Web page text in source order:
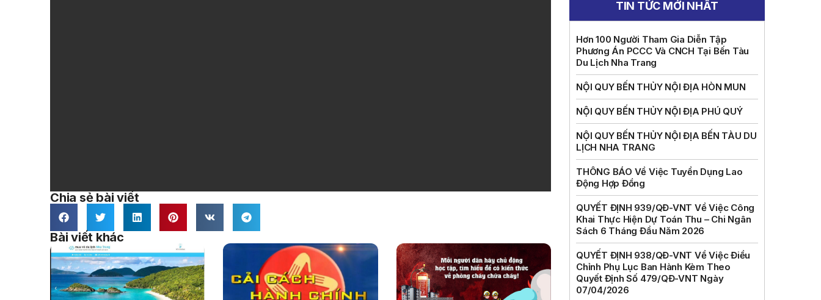
Chia sẻ bài viết
Bài viết khác
TIN TỨC MỚI NHẤT
Hơn 100 Người Tham Gia Diễn Tập
Phương Án PCCC Và CNCH Tại Bến Tàu
Du Lịch Nha Trang
NỘI QUY BẾN THỦY NỘI ĐỊA HÒN MUN
NỘI QUY BẾN THỦY NỘI ĐỊA PHÚ QUÝ
NỘI QUY BẾN THỦY NỘI ĐỊA BẾN TÀU DU
LỊCH NHA TRANG
THÔNG BÁO Về Việc Tuyển Dụng Lao
Động Hợp Đồng
QUYẾT ĐỊNH 939/QĐ-VNT Về Việc Công
Khai Thực Hiện Dự Toán Thu – Chi Ngân
Sách 6 Tháng Đầu Năm 2026
QUYẾT ĐỊNH 938/QĐ-VNT Về Việc Điều
Chỉnh Phụ Lục Ban Hành Kèm Theo
Quyết Định Số 479/QĐ-VNT Ngày
07/04/2026